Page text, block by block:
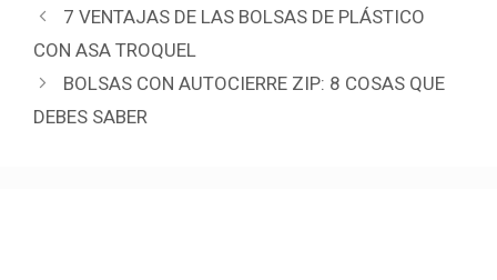
7 VENTAJAS DE LAS BOLSAS DE PLÁSTICO
CON ASA TROQUEL
BOLSAS CON AUTOCIERRE ZIP: 8 COSAS QUE
DEBES SABER